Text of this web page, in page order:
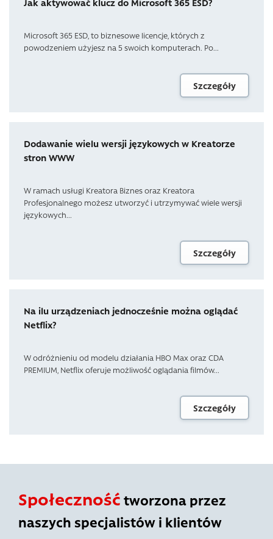
Microsoft 365 ESD, to biznesowe licencje, których z
powodzeniem użyjesz na 5 swoich komputerach. Po...
Szczegóły
Dodawanie wielu wersji językowych w Kreatorze
stron WWW
W ramach usługi Kreatora Biznes oraz Kreatora
Profesjonalnego możesz utworzyć i utrzymywać wiele wersji
językowych...
Szczegóły
Na ilu urządzeniach jednocześnie można oglądać
Netflix?
W odróżnieniu od modelu działania HBO Max oraz CDA
PREMIUM, Netflix oferuje możliwość oglądania filmów...
Szczegóły
Społeczność tworzona przez
naszych specjalistów i klientów